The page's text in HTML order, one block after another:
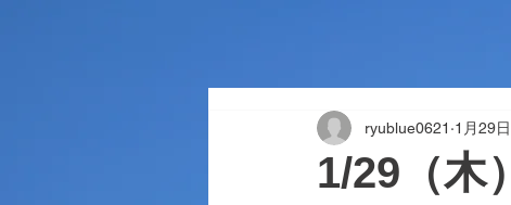
1/29（木
ryublue0621 1月29日